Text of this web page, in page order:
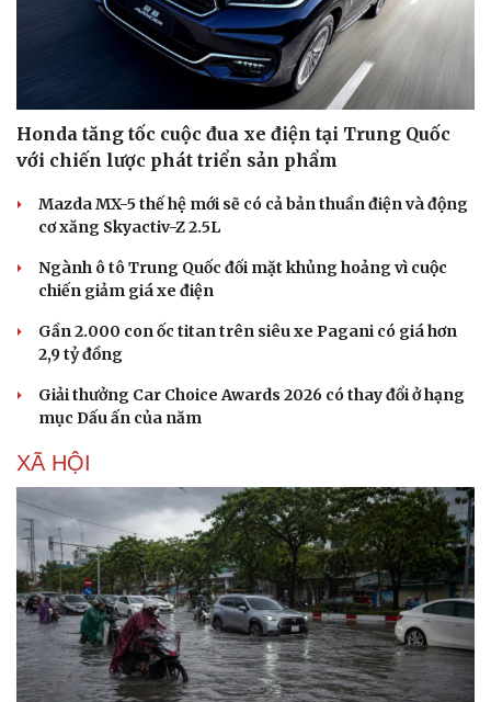
Honda tăng tốc cuộc đua xe điện tại Trung Quốc
với chiến lược phát triển sản phẩm
Mazda MX-5 thế hệ mới sẽ có cả bản thuần điện và động
cơ xăng Skyactiv-Z 2.5L
Ngành ô tô Trung Quốc đối mặt khủng hoảng vì cuộc
chiến giảm giá xe điện
Gần 2.000 con ốc titan trên siêu xe Pagani có giá hơn
2,9 tỷ đồng
Giải thưởng Car Choice Awards 2026 có thay đổi ở hạng
mục Dấu ấn của năm
XÃ HỘI